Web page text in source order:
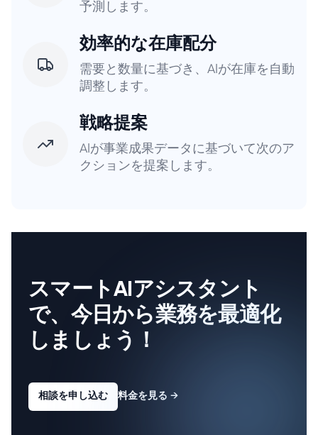
予測します。
効率的な在庫配分
需要と数量に基づき、AIが在庫を自動
調整します。
戦略提案
AIが事業成果データに基づいて次のア
クションを提案します。
スマートAIアシスタント
で、今日から業務を最適化
しましょう！
相談を申し込む 料金を見る →